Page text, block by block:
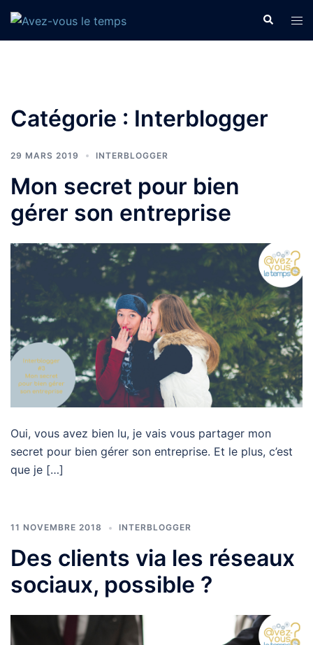
Aller
au
contenu
le
Catégorie : Interblogger
29 MARS 2019 INTERBLOGGER
Mon secret pour bien
gérer son entreprise
Oui, vous avez bien lu, je vais vous partager mon
secret pour bien gérer son entreprise. Et le plus, c’est
que je […]
11 NOVEMBRE 2018 INTERBLOGGER
Des clients via les réseaux
sociaux, possible ?